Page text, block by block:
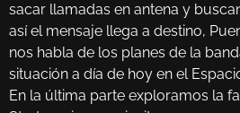
sacar llamadas en antena y
así el mensaje llega a destino,
nos habla de los planes de la
situación a día de hoy en el
En la última parte exploramos la